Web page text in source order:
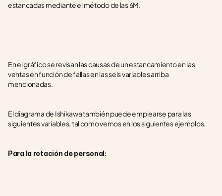
estancadas mediante el método de las 6M.
En el gráfico se revisan las causas de un estancamiento en las
ventas en función de fallas en las seis variables arriba
mencionadas.
El diagrama de Ishikawa también puede emplearse para las
siguientes variables, tal como vemos en los siguientes ejemplos.
Para la rotación de personal: